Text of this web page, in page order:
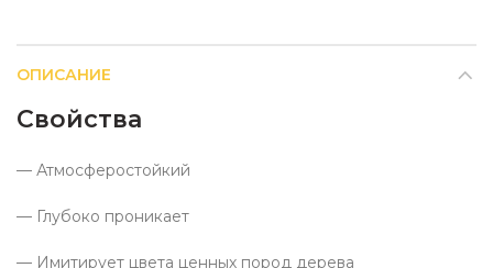
ОПИСАНИЕ
Свойства
— Атмосферостойкий
— Глубоко проникает
— Имитирует цвета ценных пород дерева